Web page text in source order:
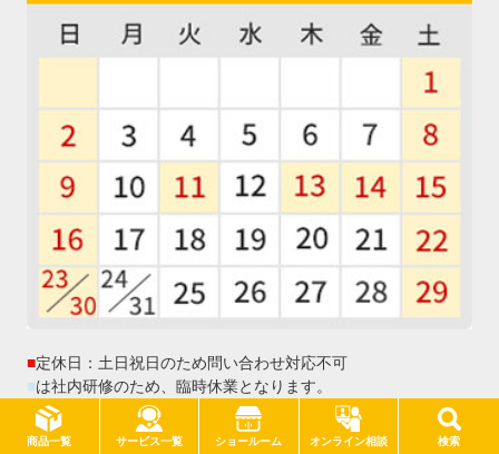
商品一覧 サービス一覧 ショールーム オンライン相談 検索
■定休日：土日祝日のため問い合わせ対応不可
■は社内研修のため、臨時休業となります。